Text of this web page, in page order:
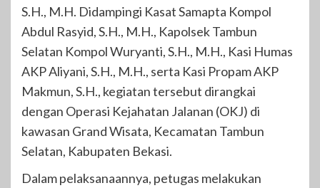
S.H., M.H. Didampingi Kasat Samapta Kompol
Abdul Rasyid, S.H., M.H., Kapolsek Tambun
Selatan Kompol Wuryanti, S.H., M.H., Kasi Humas
AKP Aliyani, S.H., M.H., serta Kasi Propam AKP
Makmun, S.H., kegiatan tersebut dirangkai
dengan Operasi Kejahatan Jalanan (OKJ) di
kawasan Grand Wisata, Kecamatan Tambun
Selatan, Kabupaten Bekasi.
Dalam pelaksanaannya, petugas melakukan